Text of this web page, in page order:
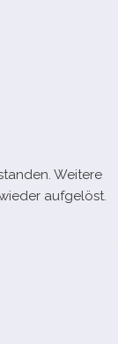
Weitere
aufgelöst.